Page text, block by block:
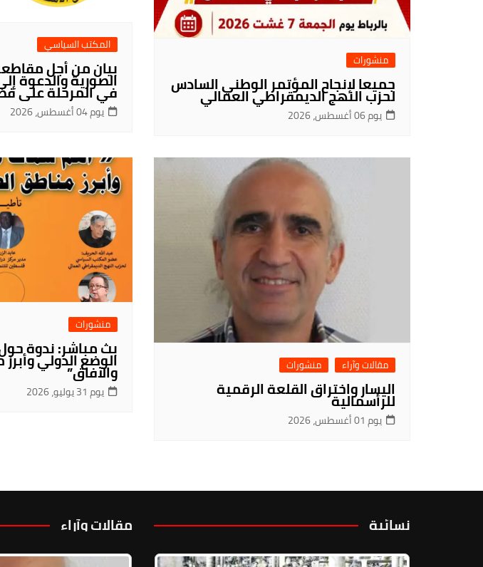
منشورات
جميعا لإنجاح المؤتمر الوطني السادس
لحزب النهج الديمقراطي العمالي
يوم 06 أغسطس، 2026
المكتب السياسي
بيان من أجل
الصورية والدعوة
في المرحلة على
يوم 04 أغسطس، 2026
مقالات وآراء منشورات
اليسار واختراق القلعة الرقمية
للرأسمالية
يوم 01 أغسطس، 2026
منشورات
بث مباشر: ندوة
الوضع الدولي
والآفاق”
يوم 31 يوليو، 2026
نسائية مقالات وآراء